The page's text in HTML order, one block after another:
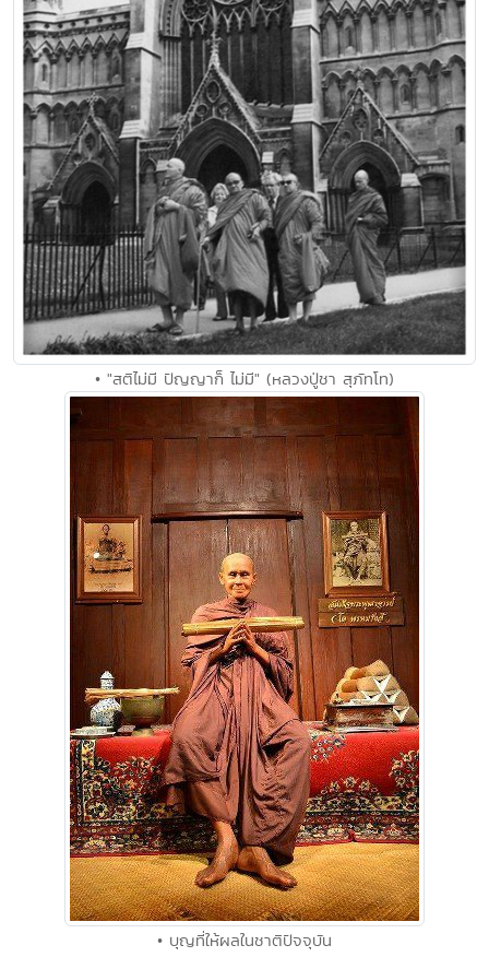
• "สติไม่มี ปัญญาก็ ไม่มี" (หลวงปู่ชา สุภัทโท)
• บุญที่ให้ผลในชาติปัจจุบัน